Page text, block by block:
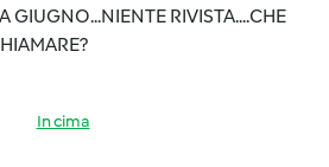
GIUGNO...NIENTE RIVISTA....CHE
In cima